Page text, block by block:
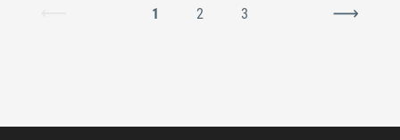
1 2 3